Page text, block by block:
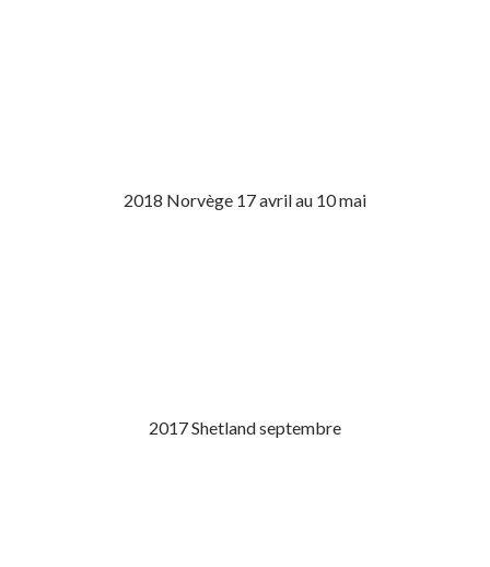
2018 Norvège 17 avril au 10 mai
2017 Shetland septembre